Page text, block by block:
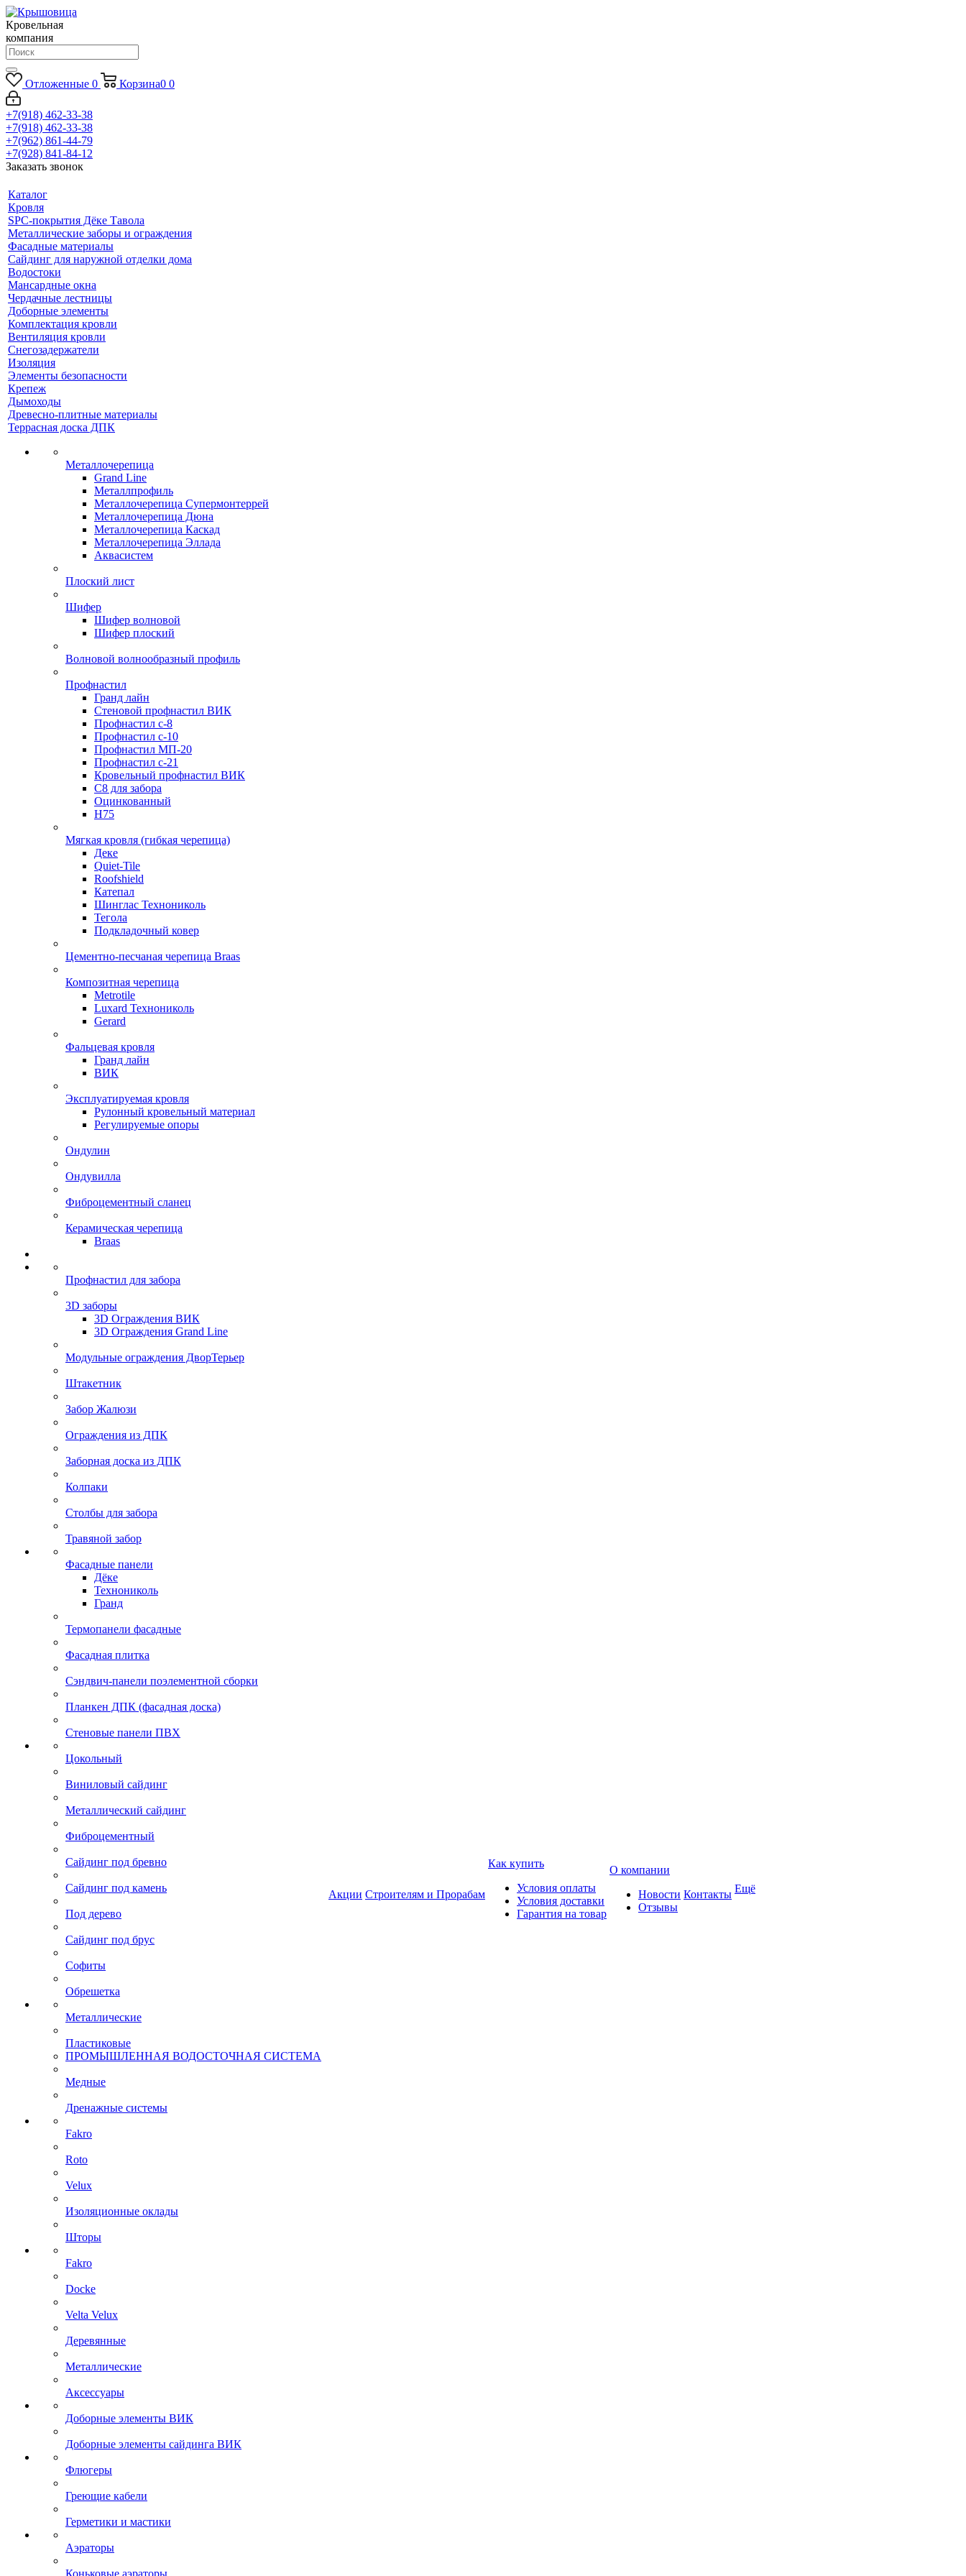
Кровельная
компания
Отложенные 0 Корзина0 0
+7(918) 462-33-38
+7(918) 462-33-38
+7(962) 861-44-79
+7(928) 841-84-12
Заказать звонок
Каталог
Кровля
SPC-покрытия Дёке Тавола
Металлические заборы и ограждения
Фасадные материалы
Сайдинг для наружной отделки дома
Водостоки
Мансардные окна
Чердачные лестницы
Доборные элементы
Комплектация кровли
Вентиляция кровли
Снегозадержатели
Изоляция
Элементы безопасности
Крепеж
Дымоходы
Древесно-плитные материалы
Террасная доска ДПК
Металлочерепица
Grand Line
Металлпрофиль
Металлочерепица Супермонтеррей
Металлочерепица Дюна
Металлочерепица Каскад
Металлочерепица Эллада
Аквасистем
Плоский лист
Шифер
Шифер волновой
Шифер плоский
Волновой волнообразный профиль
Профнастил
Гранд лайн
Стеновой профнастил ВИК
Профнастил с-8
Профнастил с-10
Профнастил МП-20
Профнастил с-21
Кровельный профнастил ВИК
С8 для забора
Оцинкованный
Н75
Мягкая кровля (гибкая черепица)
Деке
Quiet-Tile
Roofshield
Катепал
Шинглас Технониколь
Тегола
Подкладочный ковер
Цементно-песчаная черепица Braas
Композитная черепица
Metrotile
Luxard Технониколь
Gerard
Фальцевая кровля
Гранд лайн
ВИК
Эксплуатируемая кровля
Рулонный кровельный материал
Регулируемые опоры
Ондулин
Ондувилла
Фиброцементный сланец
Керамическая черепица
Braas
Профнастил для забора
3D заборы
3D Ограждения ВИК
3D Ограждения Grand Line
Модульные ограждения ДворТерьер
Штакетник
Забор Жалюзи
Ограждения из ДПК
Заборная доска из ДПК
Колпаки
Столбы для забора
Травяной забор
Фасадные панели
Дёке
Технониколь
Гранд
Термопанели фасадные
Фасадная плитка
Сэндвич-панели поэлементной сборки
Планкен ДПК (фасадная доска)
Стеновые панели ПВХ
Цокольный
Виниловый сайдинг
Металлический сайдинг
Фиброцементный
Сайдинг под бревно
Сайдинг под камень
Под дерево
Сайдинг под брус
Софиты
Обрешетка
Металлические
Пластиковые
ПРОМЫШЛЕННАЯ ВОДОСТОЧНАЯ СИСТЕМА
Медные
Дренажные системы
Fakro
Roto
Velux
Изоляционные оклады
Шторы
Fakro
Docke
Velta Velux
Деревянные
Металлические
Аксессуары
Доборные элементы ВИК
Доборные элементы сайдинга ВИК
Флюгеры
Греющие кабели
Герметики и мастики
Аэраторы
Коньковые аэраторы
Акции Строителям и Прорабам
Как купить
Условия оплаты
Условия доставки
Гарантия на товар
О компании
Новости
Отзывы
Контакты Ещё